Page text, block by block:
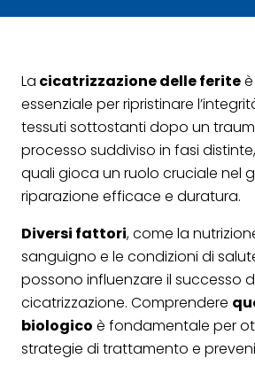
La cicatrizzazione delle ferite
essenziale per ripristinare
tessuti sottostanti dopo un
processo suddiviso in fasi
quali gioca un ruolo cruciale nel
riparazione efficace e duratura.
Diversi fattori, come la
sanguigno e le condizioni di
possono influenzare il successo
cicatrizzazione. Comprendere
biologico è fondamentale per
strategie di trattamento e